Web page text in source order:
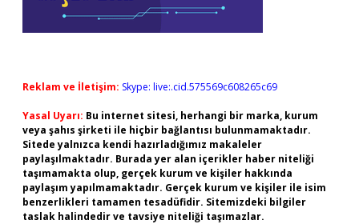
Reklam ve İletişim: Skype: live:.cid.575569c608265c69
Yasal Uyarı: Bu internet sitesi, herhangi bir marka, kurum
veya şahıs şirketi ile hiçbir bağlantısı bulunmamaktadır.
Sitede yalnızca kendi hazırladığımız makaleler
paylaşılmaktadır. Burada yer alan içerikler haber niteliği
taşımamakta olup, gerçek kurum ve kişiler hakkında
paylaşım yapılmamaktadır. Gerçek kurum ve kişiler ile isim
benzerlikleri tamamen tesadüfidir. Sitemizdeki bilgiler
taslak halindedir ve tavsiye niteliği taşımazlar.